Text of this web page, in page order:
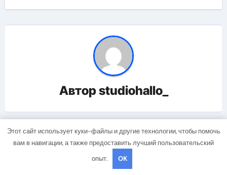
Авторstudiohallo_
Related Post
Этот сайт использует куки-файлы и другие технологии, чтобы помочь
вам в навигации, а также предоставить лучший пользовательский
опыт.
OK